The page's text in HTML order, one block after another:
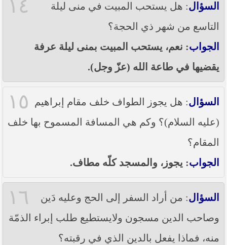
١٤ السؤال: هل يستحب المبيت في منى ليلة
التاسع من شهر ذي الحجة؟
الجواب: نعم، يستحب المبيت بمنى ليلة عرفة
يقضيها في طاعة الله (عزّ وجل).
١٥ السؤال: هل يجوز الطواف خلف مقام إبراهيم
(عليه السلام)؟ وكم هي المسافة المسموح بها خلف
المقام؟
الجواب: يجوز، والمسجد كلّه مطاف.
١٦ السؤال: من أراد السفر إلى الحج وعليه دَين
وصاحب الدين مسجون ولايستطيع طلب إبراء الذمّة
منه، فماذا يفعل بالدين الذي في رقبته؟